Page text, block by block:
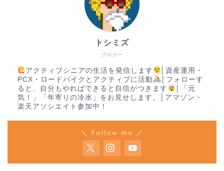
ブロガー
トシミズ
アクティブシニアの生活を発信します
│資産運用・
PCX・ロードバイクとアクティブに活動
│フォローす
ると、自分もやればできると自信がつきます
│「元
気！」「年寄りの冷水」をお見せします。│アマゾン・
楽天アソシエイト参加中！
＼ Follow me ／